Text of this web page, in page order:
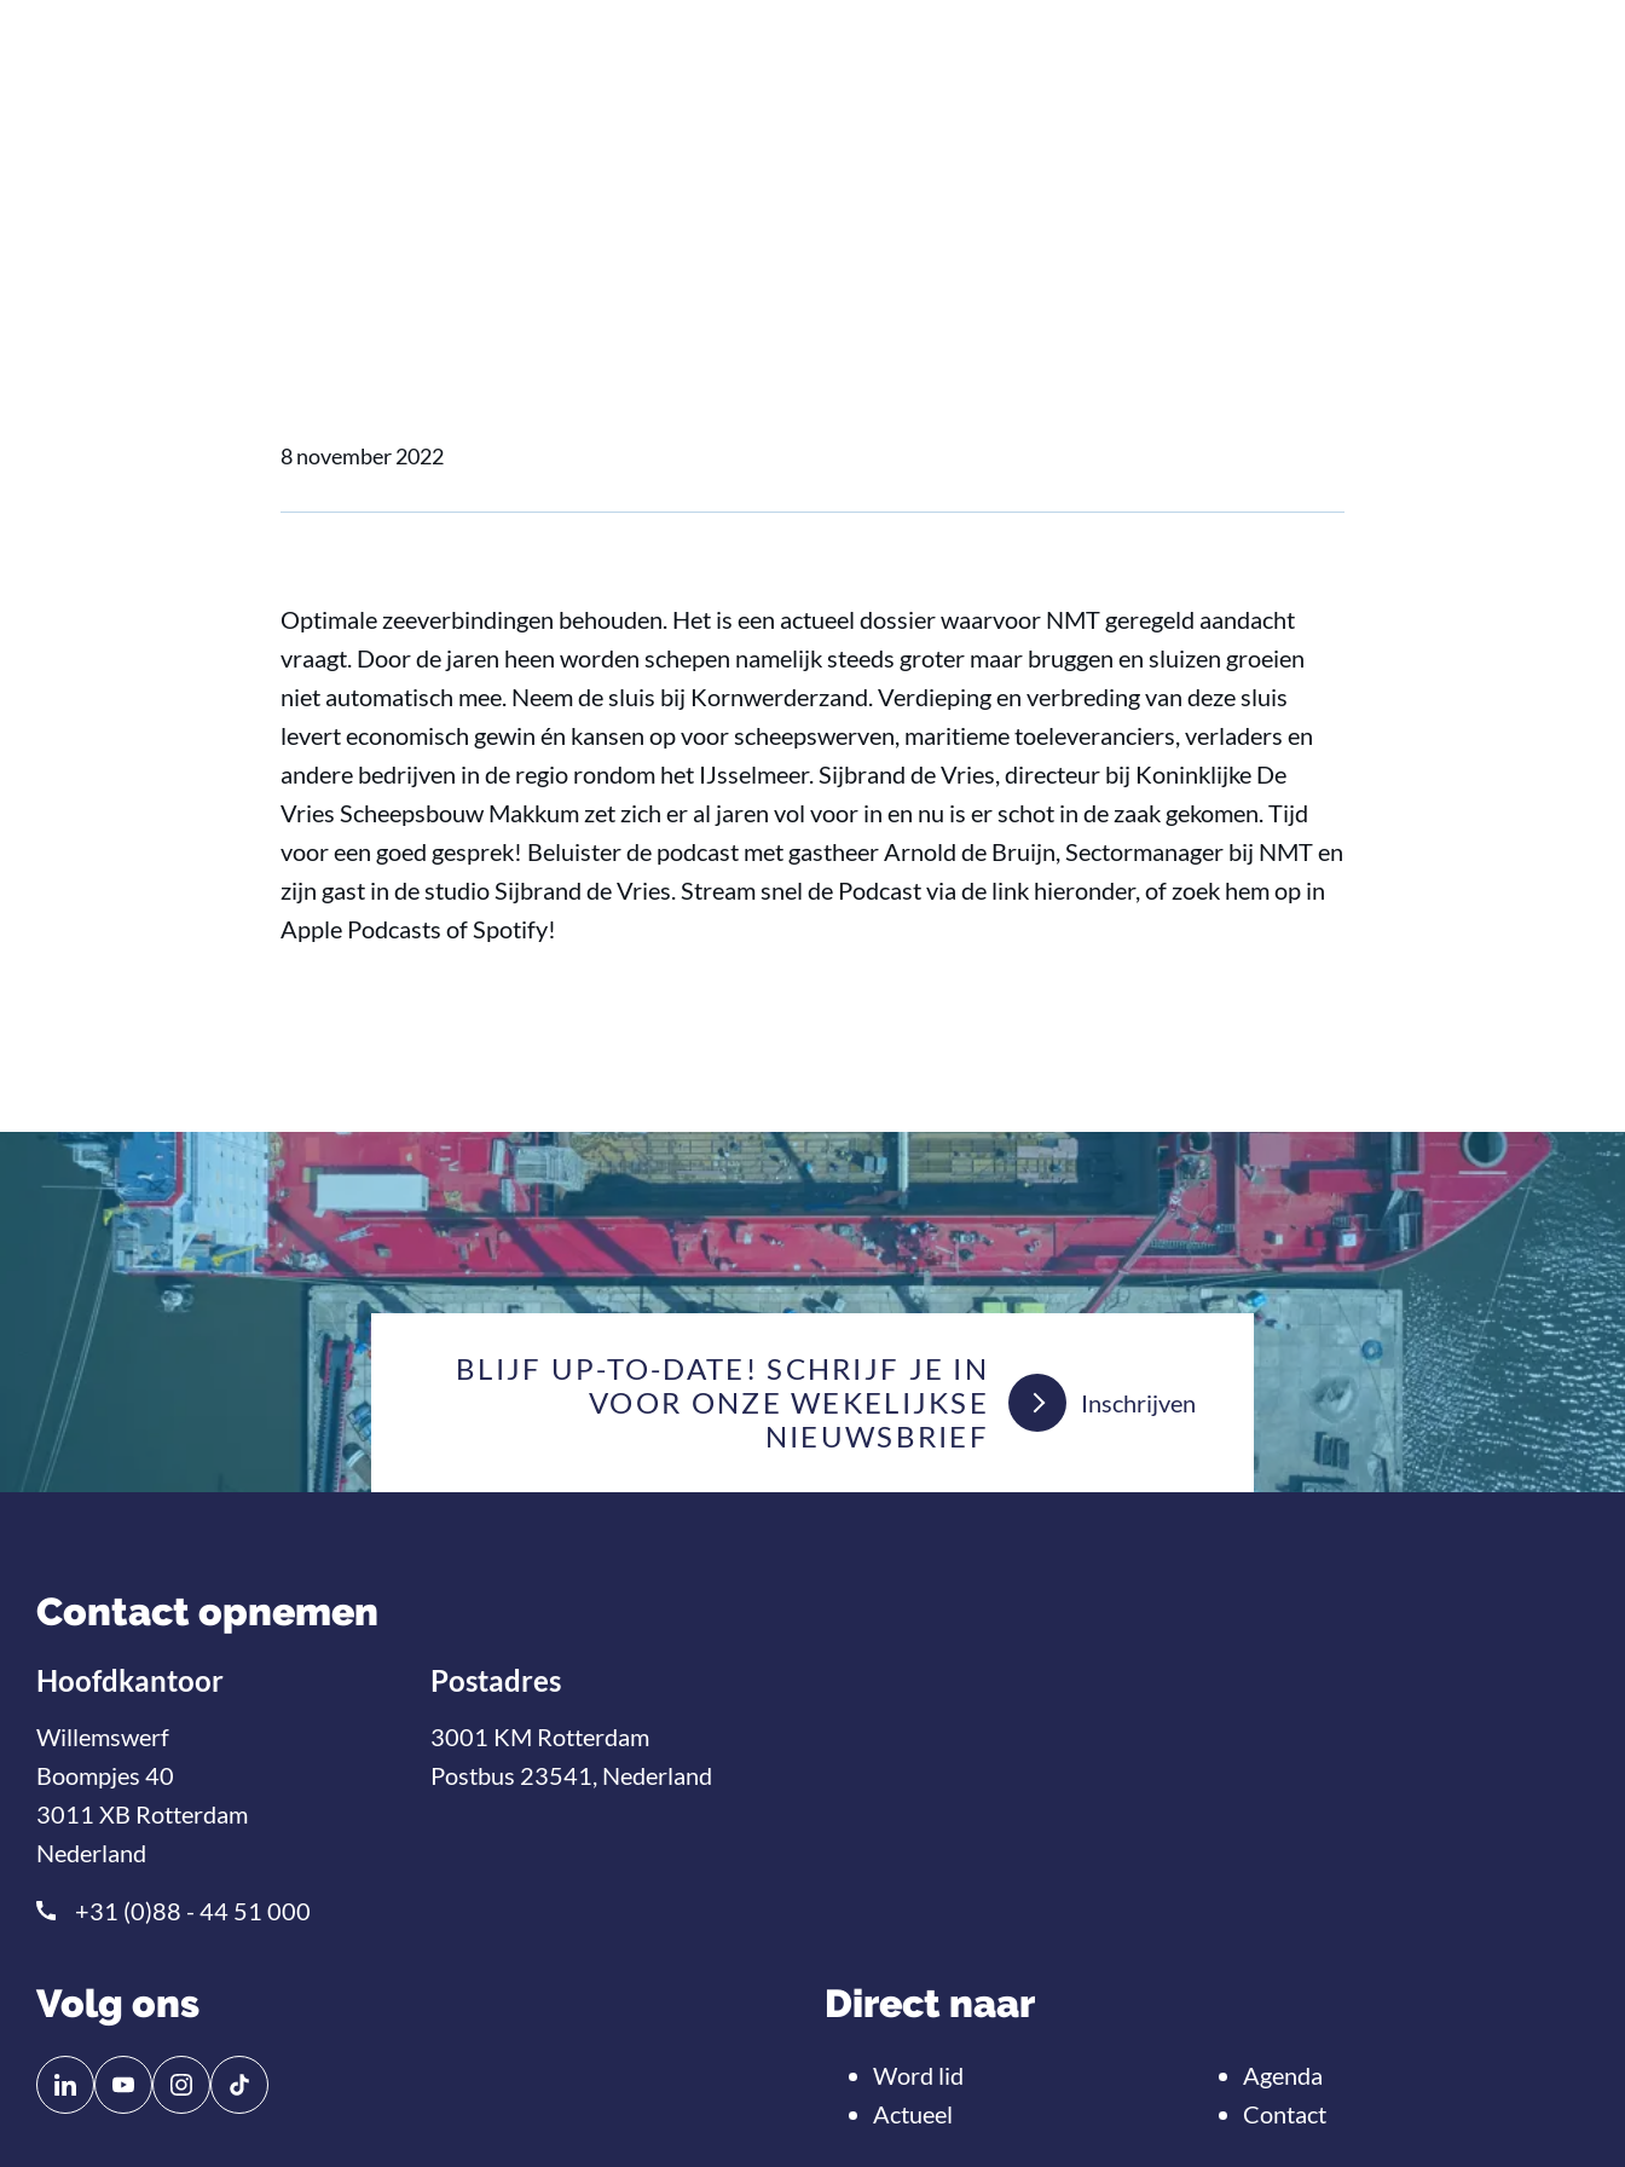
8 november 2022
Optimale zeeverbindingen behouden. Het is een actueel dossier waarvoor NMT geregeld aandacht
vraagt. Door de jaren heen worden schepen namelijk steeds groter maar bruggen en sluizen groeien
niet automatisch mee. Neem de sluis bij Kornwerderzand. Verdieping en verbreding van deze sluis
levert economisch gewin én kansen op voor scheepswerven, maritieme toeleveranciers, verladers en
andere bedrijven in de regio rondom het IJsselmeer. Sijbrand de Vries, directeur bij Koninklijke De
Vries Scheepsbouw Makkum zet zich er al jaren vol voor in en nu is er schot in de zaak gekomen. Tijd
voor een goed gesprek! Beluister de podcast met gastheer Arnold de Bruijn, Sectormanager bij NMT en
zijn gast in de studio Sijbrand de Vries. Stream snel de Podcast via de link hieronder, of zoek hem op in
Apple Podcasts of Spotify!
BLIJF UP-TO-DATE! SCHRIJF JE IN
VOOR ONZE WEKELIJKSE
NIEUWSBRIEF
Inschrijven
Contact opnemen
Hoofdkantoor
Willemswerf
Boompjes 40
3011 XB Rotterdam
Nederland
+31 (0)88 - 44 51 000
Postadres
3001 KM Rotterdam
Postbus 23541, Nederland
Volg ons
Volg
ons
Volg
ons
Direct naar
Word lid
Actueel
Agenda
Contact